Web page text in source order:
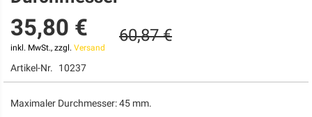
springen
35,80 €
inkl. MwSt., zzgl. Versand
60,87 €
Artikel-Nr. 10237
Maximaler Durchmesser: 45 mm.